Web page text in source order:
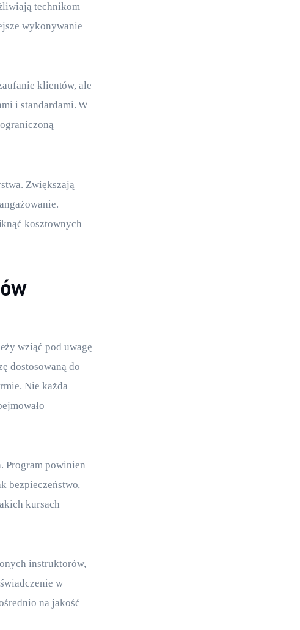
technikom
wykonywanie
klientów, ale
i standardami. W
Zwiększają
kosztownych
wziąć pod uwagę
dostosowaną do
Nie każda
Program powinien
bezpieczeństwo,
kursach
instruktorów,
w
na jakość